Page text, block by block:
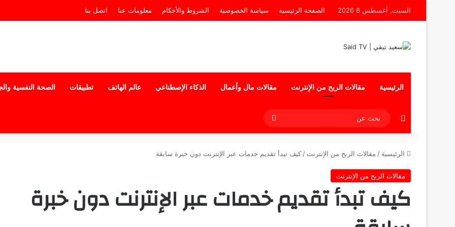
السبت, أغسطس 8 2026 الصفحة الرئيسية سياسة الخصوصية الشروط والأحكام معلومات عنا اتصل بنا
الرئيسية مقالات الربح من الإنترنت مقالات مال وأعمال الذكاء الإصطناعي عالم الهاتف تطبيقات الصحة النفسية
إضافة عمود جانبي
بحث
عن
الرئيسية / مقالات الربح من الإنترنت / كيف تبدأ تقديم خدمات عبر الإنترنت دون خبرة سابقة
مقالات الربح من الإنترنت
كيف تبدأ تقديم خدمات عبر الإنترنت دون خبرة